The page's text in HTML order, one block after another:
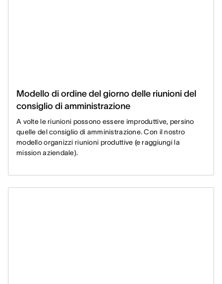
Modello di ordine del giorno delle riunioni del
consiglio di amministrazione
A volte le riunioni possono essere improduttive, persino
quelle del consiglio di amministrazione. Con il nostro
modello organizzi riunioni produttive (e raggiungi la
mission aziendale).